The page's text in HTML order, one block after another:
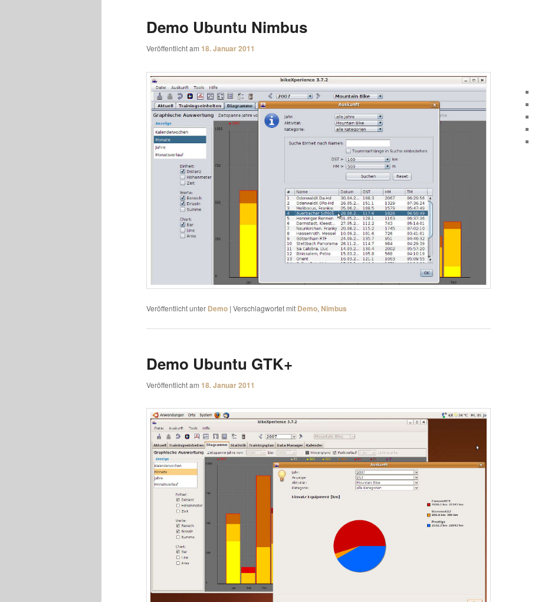
Demo Ubuntu Nimbus
Veröffentlicht am 18. Januar 2011
Veröffentlicht unter Demo | Verschlagwortet mit Demo, Nimbus
Demo Ubuntu GTK+
Veröffentlicht am 18. Januar 2011